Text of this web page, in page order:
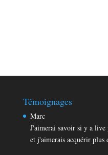
Témoignages
Marc
J'aimerai savoir si y a
et j'aimerais acquérir plus